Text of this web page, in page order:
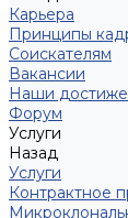
Карьера
Принципы
Соискателям
Вакансии
Наши
Форум
Услуги
Назад
Услуги
Контрактное